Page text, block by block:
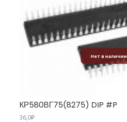
Нет в наличии
КР580ВГ75(8275) DIP #P
36,0₽